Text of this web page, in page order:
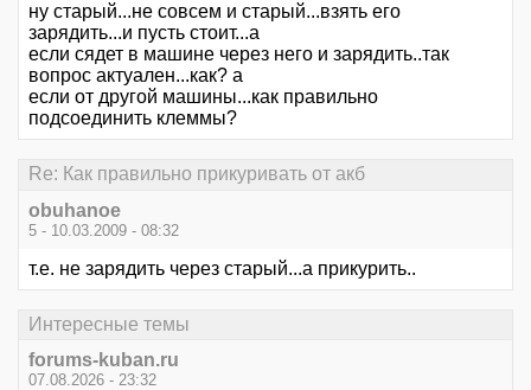
ну старый...не совсем и старый...взять его
зарядить...и пусть стоит...а
если сядет в машине через него и зарядить..так
вопрос актуален...как? а
если от другой машины...как правильно
подсоединить клеммы?
Re: Как правильно прикуривать от акб
obuhanoe
5 - 10.03.2009 - 08:32
т.е. не зарядить через старый...а прикурить..
Интересные темы
forums-kuban.ru
07.08.2026 - 23:32